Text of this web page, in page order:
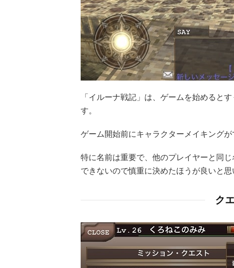
「イルーナ戦記」は、ゲームを始めると
す。
ゲーム開始前にキャラクターメイキング
特に名前は重要で、他のプレイヤーと同
できないので慎重に決めたほうが良いと思
ク